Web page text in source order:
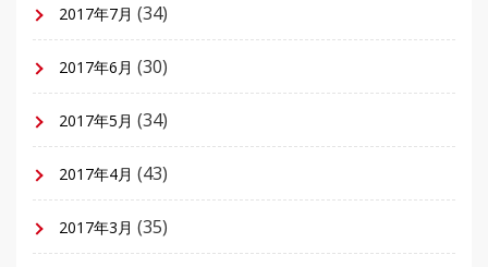
2017年7月 (34)
2017年6月 (30)
2017年5月 (34)
2017年4月 (43)
2017年3月 (35)